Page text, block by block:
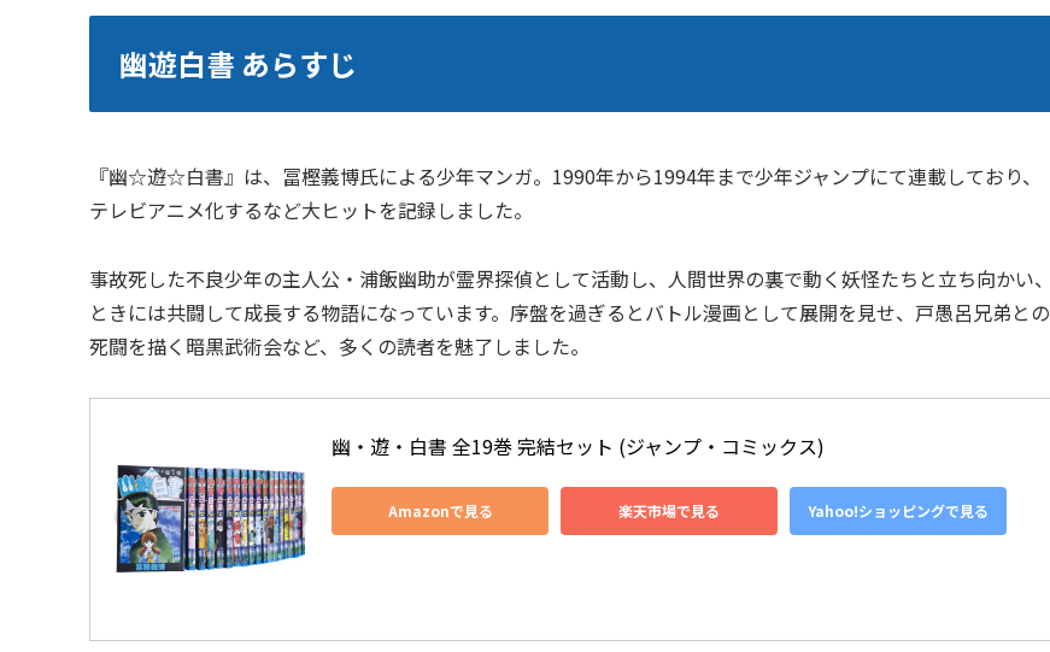
幽遊白書 あらすじ
『幽☆遊☆白書』は、冨樫義博氏による少年マンガ。1990年から1994年まで少年ジャンプにて連載しており、
テレビアニメ化するなど大ヒットを記録しました。
事故死した不良少年の主人公・浦飯幽助が霊界探偵として活動し、人間世界の裏で動く妖怪たちと立ち向かい、
ときには共闘して成長する物語になっています。序盤を過ぎるとバトル漫画として展開を見せ、戸愚呂兄弟との
死闘を描く暗黒武術会など、多くの読者を魅了しました。
幽・遊・白書 全19巻 完結セット (ジャンプ・コミックス)
Amazonで見る 楽天市場で見る Yahoo!ショッピングで見る